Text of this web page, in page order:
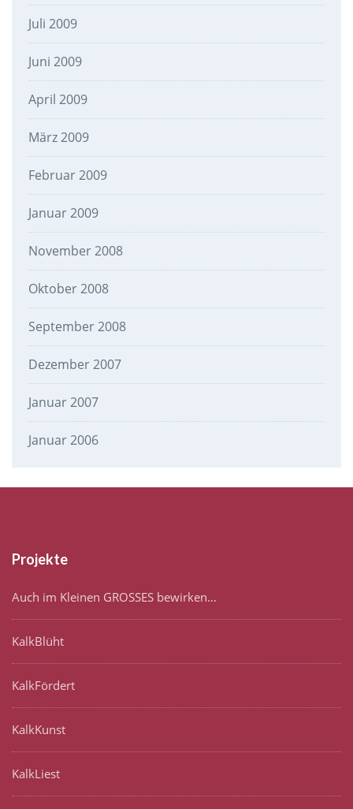
Juli 2009
Juni 2009
April 2009
März 2009
Februar 2009
Januar 2009
November 2008
Oktober 2008
September 2008
Dezember 2007
Januar 2007
Januar 2006
Projekte
Auch im Kleinen GROSSES bewirken…
KalkBlüht
KalkFördert
KalkKunst
KalkLiest